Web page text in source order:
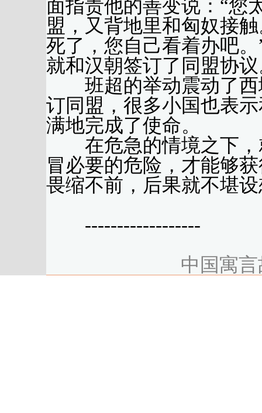
面指责他的善变说：“您
盟，又背地里和匈奴接
死了，您自己看着办吧
就和汉朝签订了同盟协
班超的举动震动了西
订同盟，很多小国也表
满地完成了使命。
在危急的情境之下，
冒必要的危险，才能够
畏缩不前，后果就不堪
------------------
中国寓